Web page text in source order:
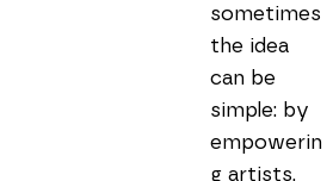
sometimes
the idea
can be
simple: by
empowerin
g artists,